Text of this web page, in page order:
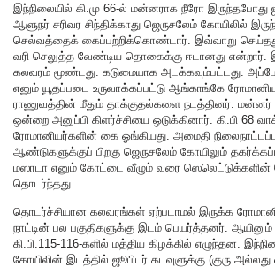
இந்நிலையில் கி.மு 66-ல் மன்னராக நீரோ இருந்தபோது
ஆளுநர் சரிவர சிந்திக்காது ஜெருசலேம் கோயிலில்
செல்வத்தைக் கைப்பற்றிக்கொண்டார். இவ்வாறு
வரி செலுத்த வேண்டிய தொகைக்கு ஈடானது என்றார்.
கலவரம் மூண்டது. கடுமையாக அடக்கவும்பட்டது.
எனும் யூதப்படை உருவாக்கப்பட்டு ஆங்காங்கே
ராணுவத்தின் மீதும் தாக்குதல்களை நடத்தினர். மன்னர்
ஒன்றை அனுப்பி கிளர்ச்சியை ஒடுக்கினார். கி.பி 68
ரோமானியர்களின் கை ஓங்கியது. அமைதி
ஆண்டுகளுக்குப் பிறகு ஜெருசலேம் கோயிலும்
மஸாடா எனும் கோட்டை வீழும் வரை ஸெலெட்டுக்களின்
தொடர்ந்தது.
தொடர்ச்சியான கலவரங்கள் ஏற்படாமல் இருக்க
நாட்டின் பல பகுதிகளுக்கு இடம் பெயர்த்தனர்.
கி.பி.115-116-களில் மத்திய கிழக்கில் எழுந்தன.
கோயிலின் இடத்தில் ஜூபிடர் கடவுளுக்கு (குரு